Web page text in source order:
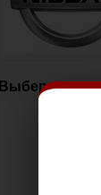
Выберите